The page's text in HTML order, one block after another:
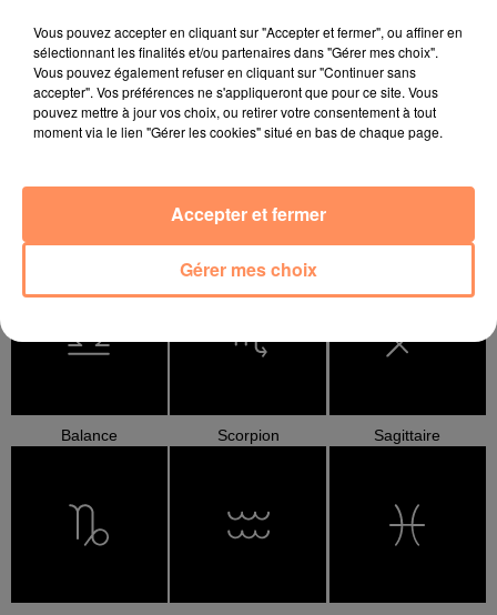
Bélier Taureau Gémeaux
Cancer Lion Vierge
Balance Scorpion Sagittaire
Vous pouvez accepter en cliquant sur "Accepter et fermer", ou affiner en
sélectionnant les finalités et/ou partenaires dans "Gérer mes choix".
Vous pouvez également refuser en cliquant sur "Continuer sans
accepter". Vos préférences ne s'appliqueront que pour ce site. Vous
pouvez mettre à jour vos choix, ou retirer votre consentement à tout
moment via le lien "Gérer les cookies" situé en bas de chaque page.
Gérer mes choix
Accepter et fermer